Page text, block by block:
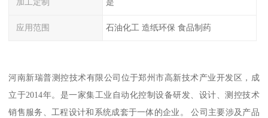
应用范围 石油化工 造纸环保 食品制药
河南新瑞普测控技术有限公司位于郑州市高新技术产业开发区，成
立于2014年。是一家集工业自动化控制设备研发、设计、测控技术
销售服务、工程设计和系统成套于一体的企业。 公司主要涉及产品